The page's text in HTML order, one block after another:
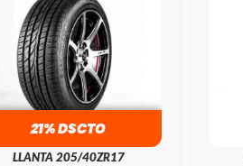
21% DSCTO
LLANTA 205/40ZR17